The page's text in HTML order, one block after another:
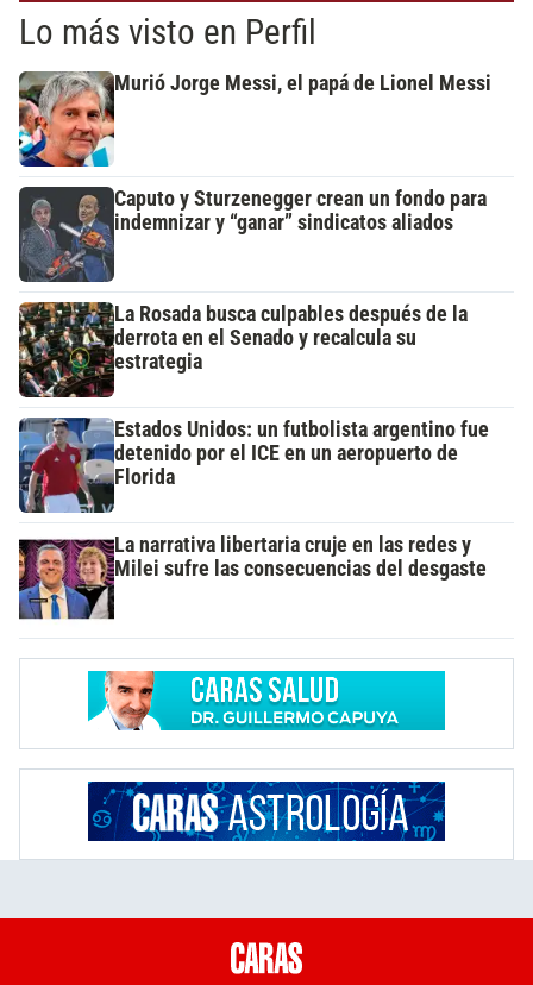
Lo más visto en Perfil
Murió Jorge Messi, el papá de Lionel Messi
Caputo y Sturzenegger crean un fondo para
indemnizar y “ganar” sindicatos aliados
La Rosada busca culpables después de la
derrota en el Senado y recalcula su
estrategia
Estados Unidos: un futbolista argentino fue
detenido por el ICE en un aeropuerto de
Florida
La narrativa libertaria cruje en las redes y
Milei sufre las consecuencias del desgaste